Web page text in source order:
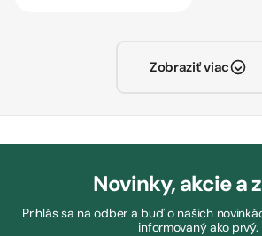
Zobraziť viac
Novinky, akcie a
Prihlás sa na odber a buď o našich
informovaný ako prvý.